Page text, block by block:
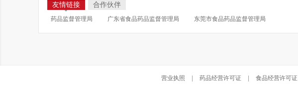
友情链接 合作伙伴
药品监督管理局 广东省食品药品监督管理局 东莞市食品药品监督管理局
营业执照 药品经营许可证 食品经营许可证